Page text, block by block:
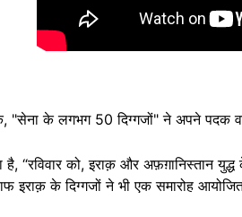
"सेना के लगभग 50 दिग्गजों" ने अपने पदक
“रविवार को, इराक़ और अफ़ग़ानिस्तान
इराक़ के दिग्गजों ने भी एक समारोह